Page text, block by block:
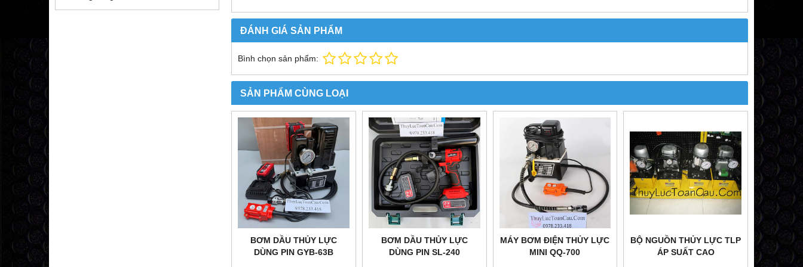
ĐÁNH GIÁ SẢN PHẨM
Bình chọn sản phẩm:
SẢN PHẨM CÙNG LOẠI
BƠM DẦU THỦY LỰC
DÙNG PIN GYB-63B
BƠM DẦU THỦY LỰC
DÙNG PIN SL-240
MÁY BƠM ĐIỆN THỦY LỰC
MINI QQ-700
BỘ NGUỒN THỦY LỰC TLP
ÁP SUẤT CAO